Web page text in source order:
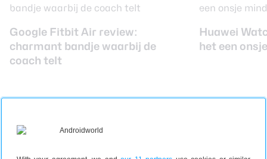
Google Fitbit Air review:
charmant bandje waarbij de
coach telt
Huawei
het een